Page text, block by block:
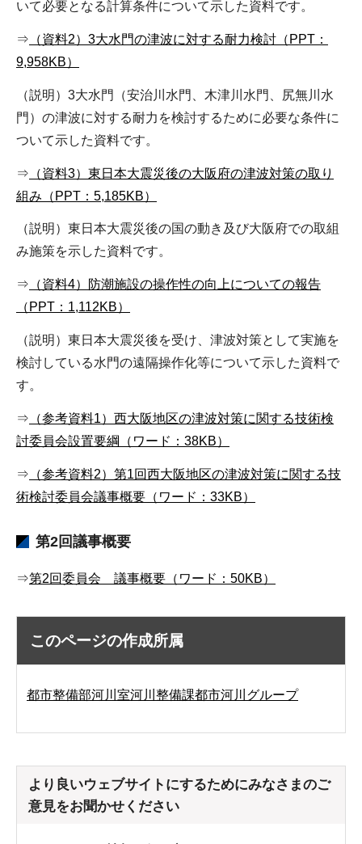
いて必要となる計算条件について示した資料です。
⇒ （資料2）3大水門の津波に対する耐力検討（PPT：
9,958KB）
（説明）3大水門（安治川水門、木津川水門、尻無川水
門）の津波に対する耐力を検討するために必要な条件に
ついて示した資料です。
⇒ （資料3）東日本大震災後の大阪府の津波対策の取り
組み（PPT：5,185KB）
（説明）東日本大震災後の国の動き及び大阪府での取組
み施策を示した資料です。
⇒ （資料4）防潮施設の操作性の向上についての報告
（PPT：1,112KB）
（説明）東日本大震災後を受け、津波対策として実施を
検討している水門の遠隔操作化等について示した資料で
す。
⇒ （参考資料1）西大阪地区の津波対策に関する技術検
討委員会設置要綱（ワード：38KB）
⇒ （参考資料2）第1回西大阪地区の津波対策に関する技
術検討委員会議事概要（ワード：33KB）
第2回議事概要
⇒第2回委員会 議事概要（ワード：50KB）
このページの作成所属
都市整備部河川室河川整備課都市河川グループ
より良いウェブサイトにするためにみなさまのご
意見をお聞かせください